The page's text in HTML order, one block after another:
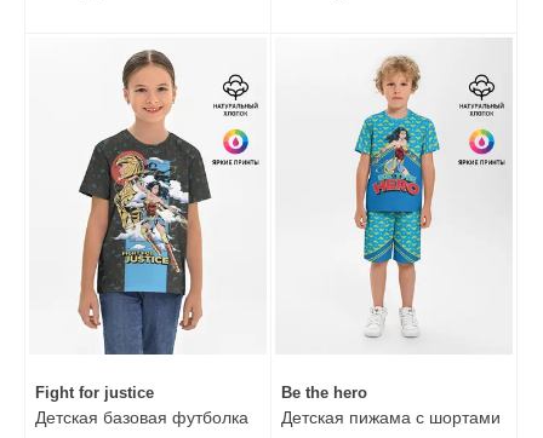
Fight for justice
Детская базовая футболка
Be the hero
Детская пижама с шортами